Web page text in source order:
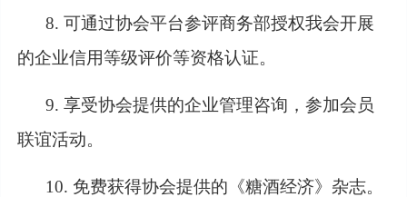
8. 可通过协会平台参评商务部授权我会开展
的企业信用等级评价等资格认证。
9. 享受协会提供的企业管理咨询，参加会员
联谊活动。
10. 免费获得协会提供的《糖酒经济》杂志。